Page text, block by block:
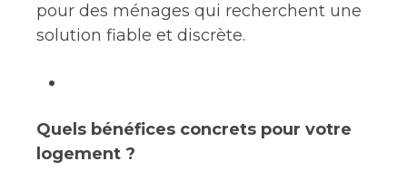
pour des ménages qui recherchent une
solution fiable et discrète.
Quels bénéfices concrets pour votre
logement ?